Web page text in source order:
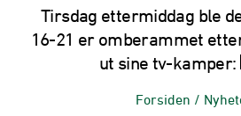
Tirsdag ettermiddag ble
16-21 er omberammet
ut sine tv-kamper:
Forsiden /